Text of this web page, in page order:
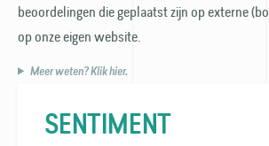
beoordelingen die geplaatst zijn op externe
op onze eigen website.
Meer weten? Klik hier.
SENTIMENT